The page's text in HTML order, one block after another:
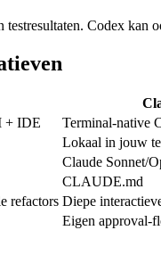
Codex
+ IDE Terminal-native
Lokaal in jouw
Claude Sonnet/
CLAUDE.md
refactors Diepe
Eigen approval-